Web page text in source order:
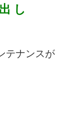
し
テナンスが